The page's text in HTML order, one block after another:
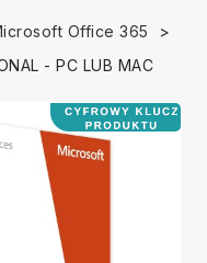
Office 365
- PC LUB MAC